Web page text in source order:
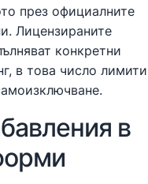
през официалните
Лицензираните
конкретни
в това число лимити
в